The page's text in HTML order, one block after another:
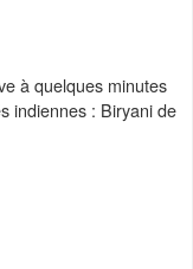
à quelques minutes
indiennes : Biryani de